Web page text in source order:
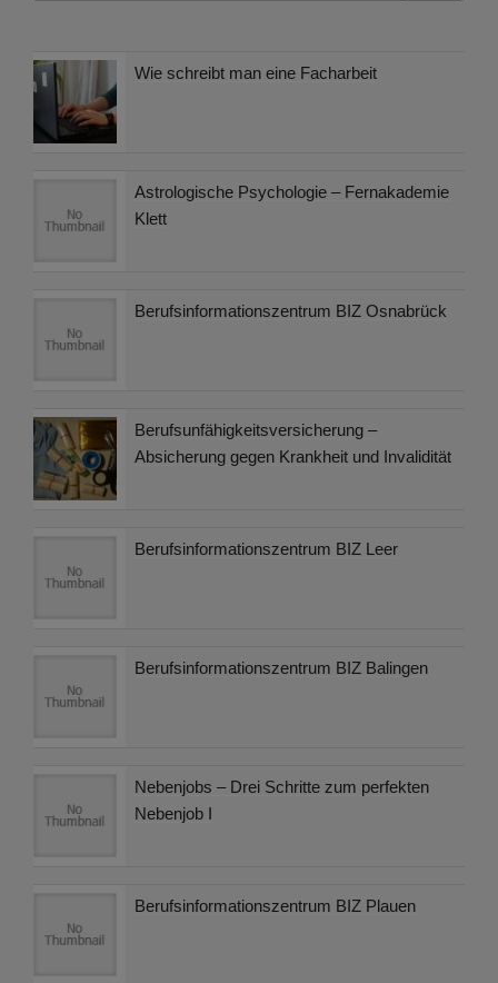
Wie schreibt man eine Facharbeit
Astrologische Psychologie – Fernakademie
Klett
Berufsinformationszentrum BIZ Osnabrück
Berufsunfähigkeitsversicherung –
Absicherung gegen Krankheit und Invalidität
Berufsinformationszentrum BIZ Leer
Berufsinformationszentrum BIZ Balingen
Nebenjobs – Drei Schritte zum perfekten
Nebenjob I
Berufsinformationszentrum BIZ Plauen